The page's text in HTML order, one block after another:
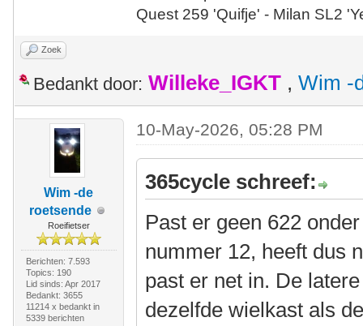
Quest 259 'Quifje' - Milan SL2
Zoek
Bedankt door: Willeke_IGKT , Wim -
Wim -de
roetsende
Roeifietser
Berichten: 7.593
Topics: 190
Lid sinds: Apr 2017
Bedankt: 3655
11214 x bedankt in
5339 berichten
10-May-2026, 05:28 PM
365cycle schreef:
Past er geen 622
nummer 12, heeft dus
past er net in. De
dezelfde wielkast als